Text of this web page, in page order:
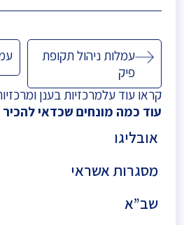
ניווטעמלות ניהול תקופת
פיק
קראו עוד עלמרכזיות בענן ו
עוד כמה מונחים שכדאי להכיר
אובליגו
מסגרות אשראי
שב”א